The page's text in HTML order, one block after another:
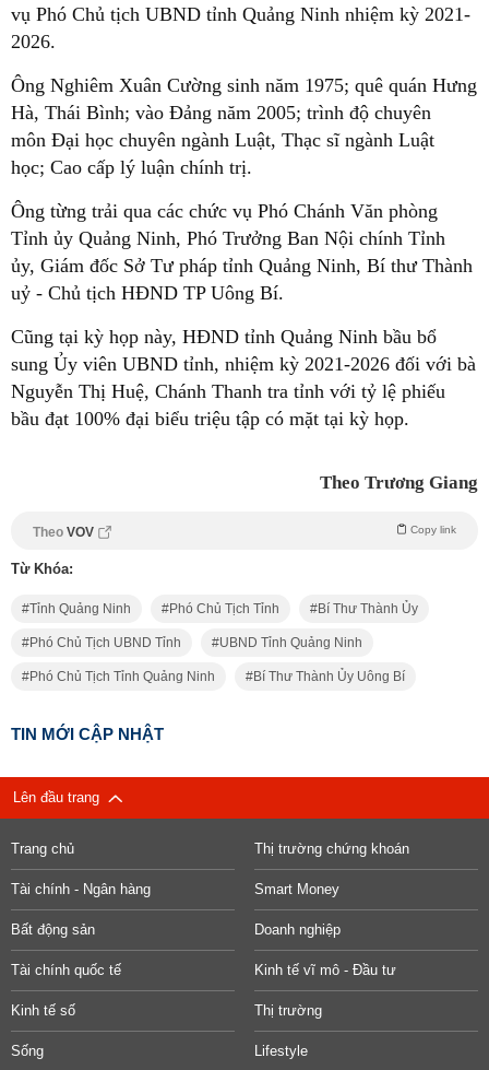
vụ Phó Chủ tịch UBND tỉnh Quảng Ninh nhiệm kỳ 2021-
2026.
Ông Nghiêm Xuân Cường sinh năm 1975; quê quán Hưng
Hà, Thái Bình; vào Đảng năm 2005; trình độ chuyên
môn Đại học chuyên ngành Luật, Thạc sĩ ngành Luật
học; Cao cấp lý luận chính trị.
Ông từng trải qua các chức vụ Phó Chánh Văn phòng
Tỉnh ủy Quảng Ninh, Phó Trưởng Ban Nội chính Tỉnh
ủy, Giám đốc Sở Tư pháp tỉnh Quảng Ninh, Bí thư Thành
uỷ - Chủ tịch HĐND TP Uông Bí.
Cũng tại kỳ họp này, HĐND tỉnh Quảng Ninh bầu bổ
sung Ủy viên UBND tỉnh, nhiệm kỳ 2021-2026 đối với bà
Nguyễn Thị Huệ, Chánh Thanh tra tỉnh với tỷ lệ phiếu
bầu đạt 100% đại biểu triệu tập có mặt tại kỳ họp.
Theo Trương Giang
Theo VOV Copy link
Từ Khóa:
Tỉnh Quảng Ninh Phó Chủ Tịch Tỉnh Bí Thư Thành Ủy
Phó Chủ Tịch UBND Tỉnh UBND Tỉnh Quảng Ninh
Phó Chủ Tịch Tỉnh Quảng Ninh Bí Thư Thành Ủy Uông Bí
TIN MỚI CẬP NHẬT
Lên đầu trang
Trang chủ Thị trường chứng khoán
Tài chính - Ngân hàng Smart Money
Bất động sản Doanh nghiệp
Tài chính quốc tế Kinh tế vĩ mô - Đầu tư
Kinh tế số Thị trường
Sống Lifestyle